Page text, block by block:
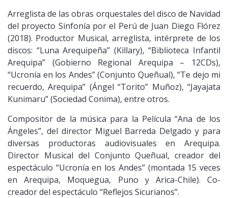
Arreglista de las obras orquestales del disco de Navidad
del proyecto Sinfonía por el Perú de Juan Diego Flórez
(2018). Productor Musical, arreglista, intérprete de los
discos: “Luna Arequipeña” (Killary), “Biblioteca Infantil
Arequipa” (Gobierno Regional Arequipa – 12CDs),
“Ucronía en los Andes” (Conjunto Queñual), “Te dejo mi
recuerdo, Arequipa” (Ángel “Torito” Muñoz), “Jayajata
Kunimaru” (Sociedad Conima), entre otros.
Compositor de la música para la Película “Ana de los
Ángeles”, del director Miguel Barreda Delgado y para
diversas productoras audiovisuales en Arequipa.
Director Musical del Conjunto Queñual, creador del
espectáculo “Ucronía en los Andes” (montada 15 veces
en Arequipa, Moquegua, Puno y Arica-Chile). Co-
creador del espectáculo “Reflejos Sicurianos”.